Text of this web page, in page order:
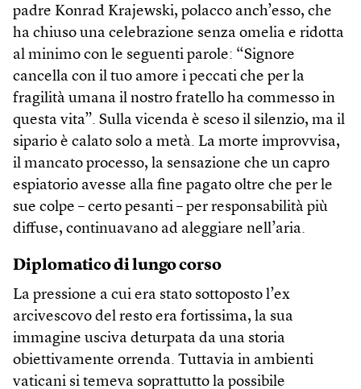
padre Konrad Krajewski, polacco anch’esso, che
ha chiuso una celebrazione senza omelia e ridotta
al minimo con le seguenti parole: “Signore
cancella con il tuo amore i peccati che per la
fragilità umana il nostro fratello ha commesso in
questa vita”. Sulla vicenda è sceso il silenzio, ma il
sipario è calato solo a metà. La morte improvvisa,
il mancato processo, la sensazione che un capro
espiatorio avesse alla fine pagato oltre che per le
sue colpe – certo pesanti – per responsabilità più
diffuse, continuavano ad aleggiare nell’aria.
Diplomatico di lungo corso
La pressione a cui era stato sottoposto l’ex
arcivescovo del resto era fortissima, la sua
immagine usciva deturpata da una storia
obiettivamente orrenda. Tuttavia in ambienti
vaticani si temeva soprattutto la possibile